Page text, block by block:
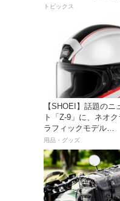
ズパーク】
トピックス
【SHOEI】話題のニ
ト「Z-9」に、ネオ
ラフィックモデル
「BURNSIDE（バー
が登場！
用品・グッズ